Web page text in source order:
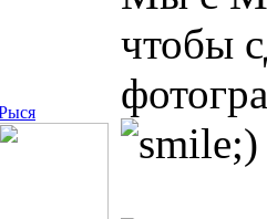
чтобы